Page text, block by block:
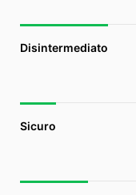
Disintermediato
Sicuro